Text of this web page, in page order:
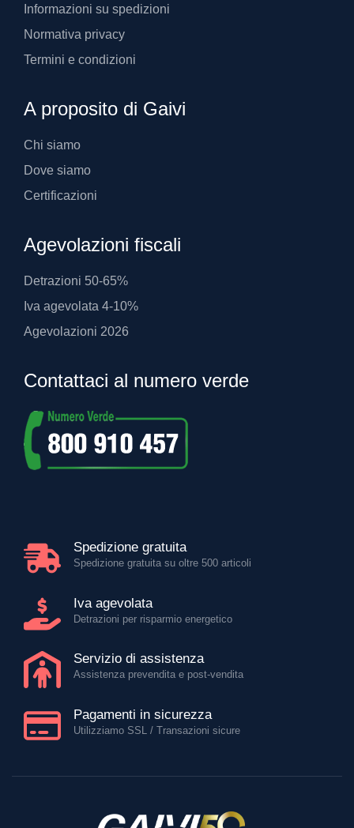
Informazioni su spedizioni
Normativa privacy
Termini e condizioni
A proposito di Gaivi
Chi siamo
Dove siamo
Certificazioni
Agevolazioni fiscali
Detrazioni 50-65%
Iva agevolata 4-10%
Agevolazioni 2026
Contattaci al numero verde
Spedizione gratuita
Spedizione gratuita su oltre 500 articoli
Iva agevolata
Detrazioni per risparmio energetico
Servizio di assistenza
Assistenza prevendita e post-vendita
Pagamenti in sicurezza
Utilizziamo SSL / Transazioni sicure